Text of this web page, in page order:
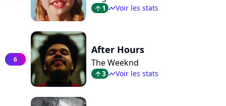
arrow_top1 timelineVoir les stats
6
After Hours
The Weeknd
arrow_top3 timelineVoir les stats